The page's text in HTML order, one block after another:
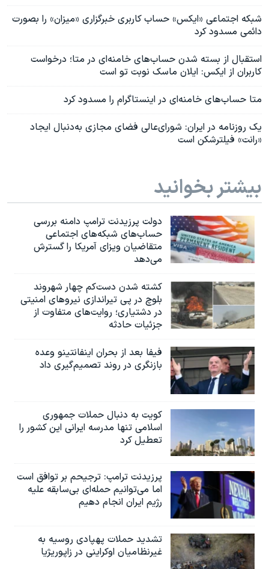
شبکه اجتماعی «ایکس» حساب کاربری خبرگزاری «میزان» را بصورت
دائمی مسدود کرد
استقبال از بسته شدن حساب‌های خامنه‌ای در متا؛ درخواست
کاربران از ایکس: ایلان ماسک نوبت تو است
متا حساب‌های خامنه‌ای در اینستاگرام را مسدود کرد
یک روزنامه در ایران: شورای‌عالی فضای مجازی به‌دنبال ایجاد
«رانت» فیلترشکن است
بیشتر بخوانید
دولت پرزیدنت ترامپ دامنه بررسی
حساب‌های شبکه‌های اجتماعی
متقاضیان ویزای آمریکا را گسترش
می‌دهد
کشته شدن دست‌کم چهار شهروند
بلوچ در پی تیراندازی نیروهای امنیتی
در دشتیاری؛ روایت‌های متفاوت از
جزئیات حادثه
فیفا بعد از بحران اینفانتینو وعده
بازنگری در روند تصمیم‌گیری داد
کویت به دنبال حملات جمهوری
اسلامی تنها مدرسه ایرانی این کشور را
تعطیل کرد
پرزیدنت ترامپ: ترجیحم بر توافق است
اما می‌توانیم حمله‌ای بی‌سابقه علیه
رژیم ایران انجام دهیم
تشدید حملات پهپادی روسیه به
غیرنظامیان اوکراینی در زاپوریژیا